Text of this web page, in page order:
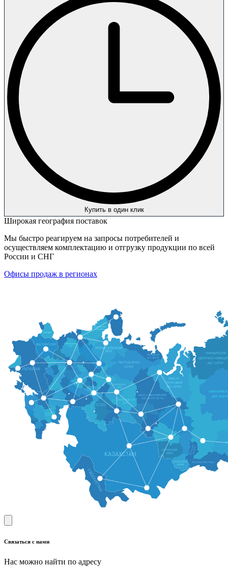
Купить в один клик
Широкая география поставок
Мы быстро реагируем на запросы потребителей и
осуществляем комплектацию и отгрузку продукции по всей
России и СНГ
Офисы продаж в регионах
Связаться с нами
Нас можно найти по адресу